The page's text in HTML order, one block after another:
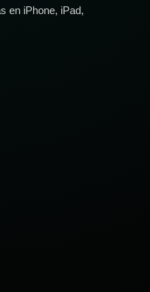
en iPhone, iPad,